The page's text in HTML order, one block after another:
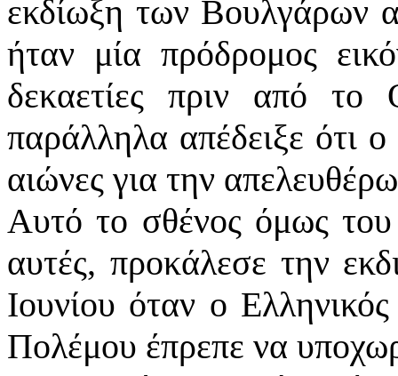
εκδίωξη των Βουλγάρων
ήταν μία πρόδρομος
δεκαετίες πριν από
παράλληλα απέδειξε ότι ο
αιώνες για την
Αυτό το σθένος όμως του
αυτές, προκάλεσε την
Ιουνίου όταν ο
Πολέμου έπρεπε να